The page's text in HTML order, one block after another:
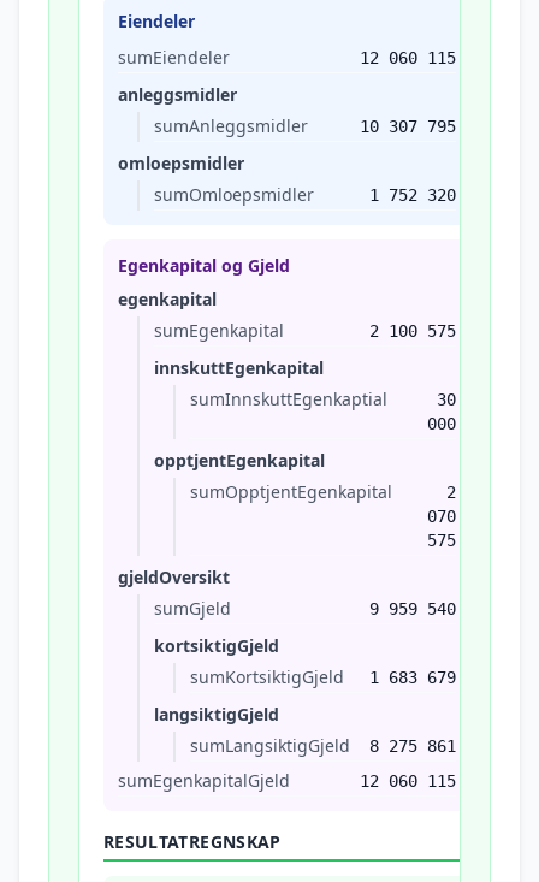
Eiendeler
sumEiendeler
12 060 115
anleggsmidler
sumAnleggsmidler
10 307 795
omloepsmidler
sumOmloepsmidler
1 752 320
Egenkapital og Gjeld
egenkapital
sumEgenkapital
2 100 575
innskuttEgenkapital
sumInnskuttEgenkaptial
30
000
opptjentEgenkapital
sumOpptjentEgenkapital
2
070
575
gjeldOversikt
sumGjeld
9 959 540
kortsiktigGjeld
sumKortsiktigGjeld
1 683 679
langsiktigGjeld
sumLangsiktigGjeld
8 275 861
sumEgenkapitalGjeld 12 060 115
RESULTATREGNSKAP